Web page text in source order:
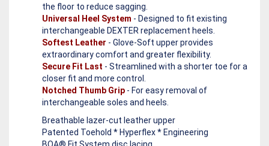
the floor to reduce sagging.
Universal Heel System - Designed to fit existing
interchangeable DEXTER replacement heels.
Softest Leather - Glove-Soft upper provides
extraordinary comfort and greater flexibility.
Secure Fit Last - Streamlined with a shorter toe for a
closer fit and more control.
Notched Thumb Grip - For easy removal of
interchangeable soles and heels.
Breathable lazer-cut leather upper
Patented Toehold * Hyperflex * Engineering
BOA® Fit System disc lacing